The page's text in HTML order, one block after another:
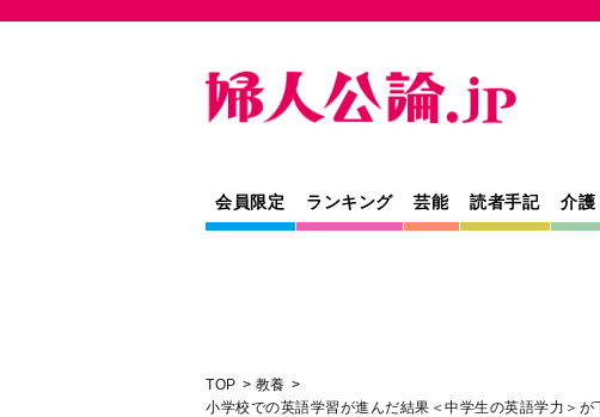
会員限定 ランキング 芸能 読者手記 介護
TOP
教養
小学校での英語学習が進んだ結果＜中学生の英語学力＞